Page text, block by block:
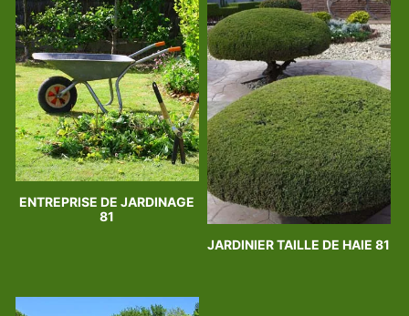
ENTREPRISE DE JARDINAGE
81
JARDINIER TAILLE DE HAIE 81